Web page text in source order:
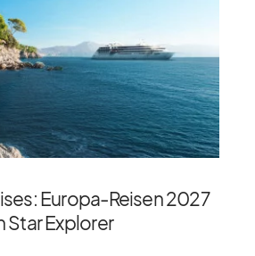
Europa-Reisen 2027
Star Explorer